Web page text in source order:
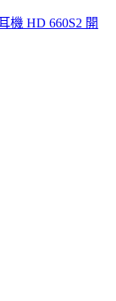
機 HD 660S2 開